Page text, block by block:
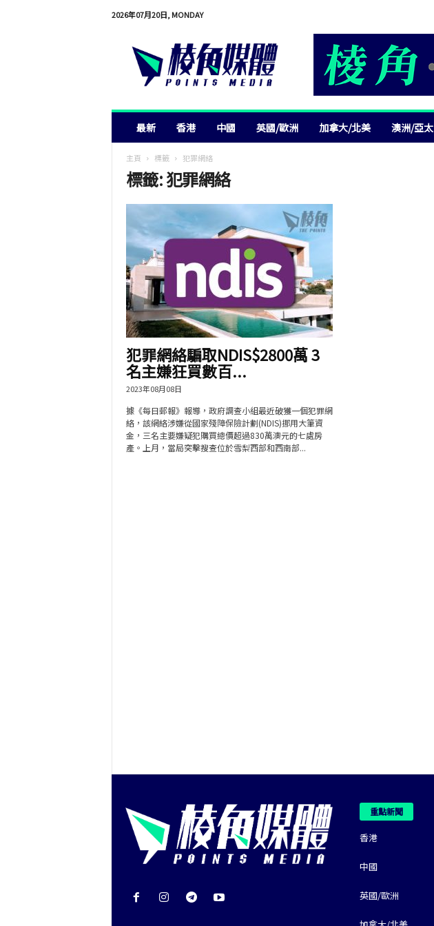
2026年07月20日, MONDAY
最新 香港 中國 英國/歐洲 加拿大/北美 澳洲/亞太
主頁 標籤 犯罪網絡
標籤: 犯罪網絡
犯罪網絡騙取NDIS$2800萬 3
名主嫌狂買數百...
2023年08月08日
據《每日郵報》報導，政府調查小組最近破獲一個犯罪網
絡，該網絡涉嫌從國家殘障保險計劃(NDIS)挪用大筆資
金，三名主要嫌疑犯購買總價超過830萬澳元的七處房
產。上月，當局突擊搜查位於雪梨西部和西南部...
重點新聞
香港
中國
英國/歐洲